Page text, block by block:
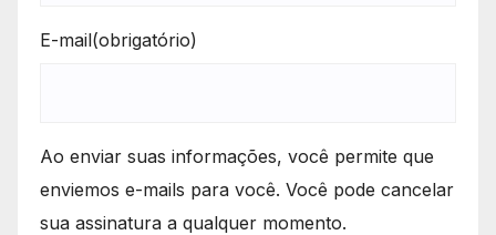
E-mail(obrigatório)
Ao enviar suas informações, você permite que
enviemos e-mails para você. Você pode cancelar
sua assinatura a qualquer momento.